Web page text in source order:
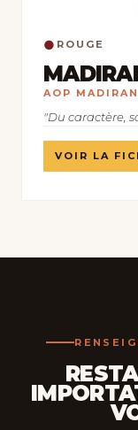
● ROUGE
AOP MADIRAN
"Du caractère,
VOIR LA